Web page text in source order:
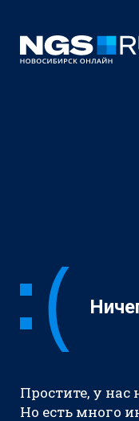
Простите, у нас
Но есть много